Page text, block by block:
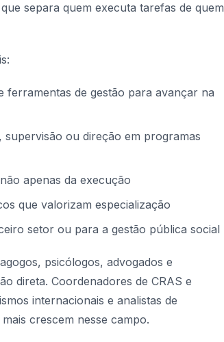
separa quem executa tarefas de quem
ferramentas de gestão para avançar na
ou direção em programas
apenas da execução
que valorizam especialização
setor ou para a gestão pública social
psicólogos, advogados e
direta. Coordenadores de CRAS e
internacionais e analistas de
crescem nesse campo.